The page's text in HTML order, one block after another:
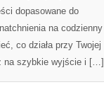
dopasowane do
na codzienny
co działa przy Twojej
na szybkie wyjście i […]